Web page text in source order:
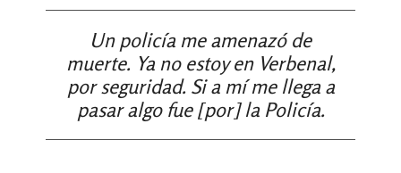
Un policía me amenazó de
muerte. Ya no estoy en Verbenal,
por seguridad. Si a mí me llega a
pasar algo fue [por] la Policía.